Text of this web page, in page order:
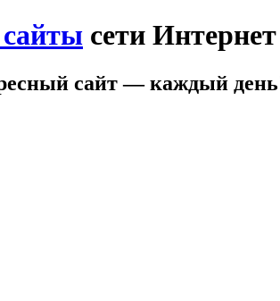
сети Интернет
сайт— каждый